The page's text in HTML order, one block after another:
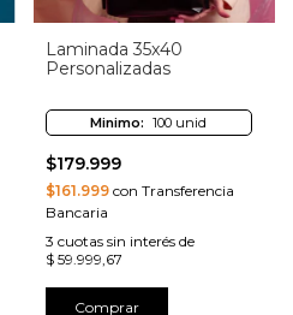
Laminada 35x40
Personalizadas
Minimo: 100 unid
$179.999
$161.999con Transferencia
Bancaria
3 cuotas sin interés de
$ 59.999,67
Comprar